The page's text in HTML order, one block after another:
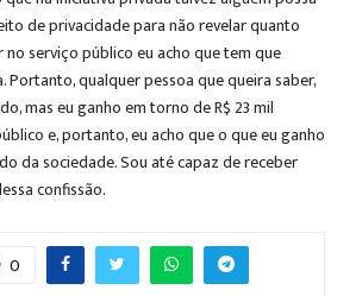
de privacidade para não revelar quanto
no serviço público eu acho que tem que
qualquer pessoa que queira saber,
mas eu ganho em torno de R$ 23 mil
e, portanto, eu acho que o que eu ganho
da sociedade. Sou até capaz de receber
confissão.
0